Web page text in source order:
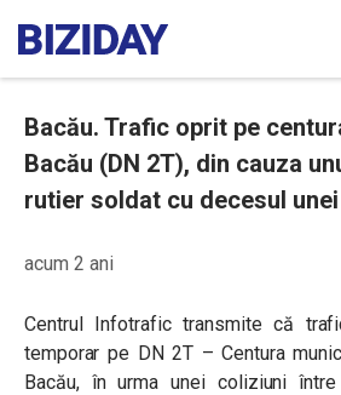
Bacău. Trafic oprit pe
Bacău (DN 2T), din cauza
rutier soldat cu decesul
acum 2 ani
Centrul Infotrafic transmite că
temporar pe DN 2T – Centura
Bacău, în urma unei coliziuni